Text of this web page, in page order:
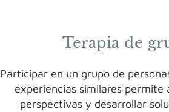
Terapia de
Participar en un grupo de
experiencias similares permite
perspectivas y desarrollar